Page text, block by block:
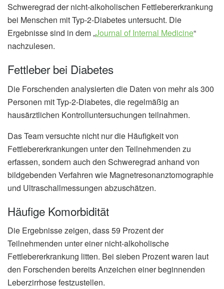
Schweregrad der nicht-alkoholischen Fettlebererkrankung
bei Menschen mit Typ-2-Diabetes untersucht. Die
Ergebnisse sind in dem „Journal of Internal Medicine“
nachzulesen.
Fettleber bei Diabetes
Die Forschenden analysierten die Daten von mehr als 300
Personen mit Typ-2-Diabetes, die regelmäßig an
hausärztlichen Kontrolluntersuchungen teilnahmen.
Das Team versuchte nicht nur die Häufigkeit von
Fettlebererkrankungen unter den Teilnehmenden zu
erfassen, sondern auch den Schweregrad anhand von
bildgebenden Verfahren wie Magnetresonanztomographie
und Ultraschallmessungen abzuschätzen.
Häufige Komorbidität
Die Ergebnisse zeigen, dass 59 Prozent der
Teilnehmenden unter einer nicht-alkoholische
Fettlebererkrankung litten. Bei sieben Prozent waren laut
den Forschenden bereits Anzeichen einer beginnenden
Leberzirrhose festzustellen.